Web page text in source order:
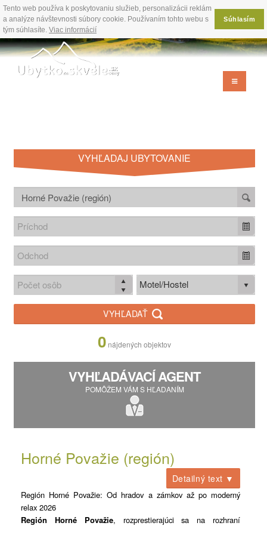
Tento web používa k poskytovaniu služieb, personalizácii reklám
a analýze návštevnosti súbory cookie. Používaním tohto webu s
tým súhlasíte. Viac informácií
Súhlasím
VYHĽADAJ UBYTOVANIE
Motel/Hostel
VYHĽADAŤ
0 nájdených objektov
VYHĽADÁVACÍ AGENT
POMÔŽEM VÁM S HĽADANÍM
Horné Považie (región)
Detailný text ▼
Región Horné Považie: Od hradov a zámkov až po moderný
relax 2026
Región Horné Považie, rozprestierajúci sa na rozhraní